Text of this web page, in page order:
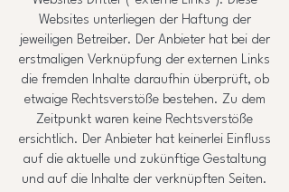
Websites unterliegen der Haftung der
jeweiligen Betreiber. Der Anbieter hat bei der
erstmaligen Verknüpfung der externen Links
die fremden Inhalte daraufhin überprüft, ob
etwaige Rechtsverstöße bestehen. Zu dem
Zeitpunkt waren keine Rechtsverstöße
ersichtlich. Der Anbieter hat keinerlei Einfluss
auf die aktuelle und zukünftige Gestaltung
und auf die Inhalte der verknüpften Seiten.